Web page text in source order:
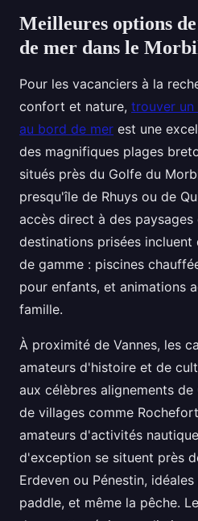
Meilleures options
de mer dans le
Pour les vacanciers à la
confort et nature, trouver un
au bord de mer est une
des magnifiques plages
situés près du Golfe du
presqu'île de Rhuys ou de
accès direct à des paysages
destinations prisées incluent
de gamme : piscines
pour enfants, et animations
famille.
À proximité de Vannes, les
amateurs d'histoire et de
aux célèbres alignements
de villages comme
amateurs d'activités
d'exception se situent près
Erdeven ou Pénestin,
paddle, et même la pêche.